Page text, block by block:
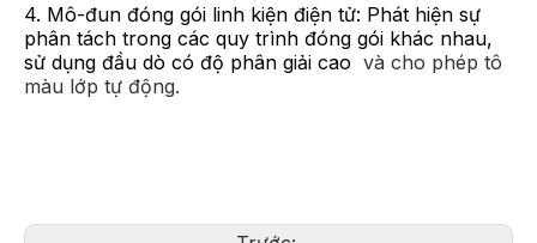
4. Mô-đun đóng gói linh kiện điện tử: Phát hiện sự
phân tách trong các quy trình đóng gói khác nhau,
sử dụng đầu dò có độ phân giải cao và cho phép tô
màu lớp tự động.